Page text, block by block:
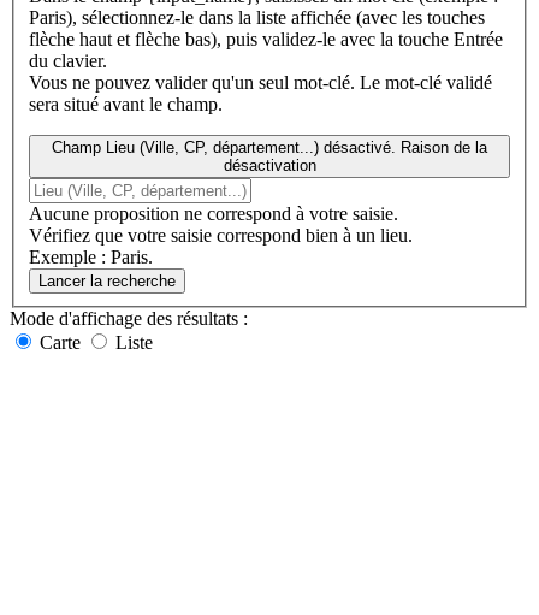
Paris), sélectionnez-le dans la liste affichée (avec les touches
flèche haut et flèche bas), puis validez-le avec la touche Entrée
du clavier.
Vous ne pouvez valider qu'un seul mot-clé. Le mot-clé validé
sera situé avant le champ.
Champ Lieu (Ville, CP, département...) désactivé. Raison de la
désactivation
Aucune proposition ne correspond à votre saisie.
Vérifiez que votre saisie correspond bien à un lieu.
Exemple : Paris.
Lancer la recherche
Mode d'affichage des résultats :
Carte
Liste